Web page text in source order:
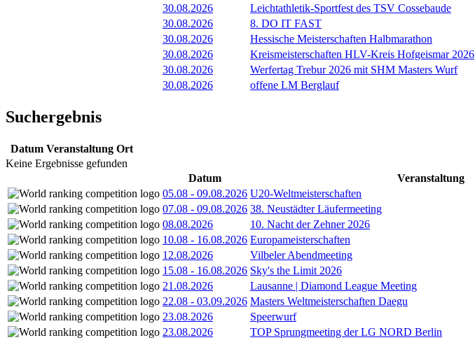
30.08.2026
Leichtathletik-Sportfest des TSV Cossebaude
30.08.2026
8. DO IT FAST
30.08.2026
Hessische Meisterschaften Halbmarathon
30.08.2026
Kreismeisterschaften HLV-Kreis Hofgeismar 2026
30.08.2026
Werfertag Trebur 2026 mit SHM Masters Wurf
30.08.2026
offene LM Berglauf
Suchergebnis
Datum Veranstaltung Ort
Keine Ergebnisse gefunden
Datum
Veranstaltung
05.08 - 09.08.2026 U20-Weltmeisterschaften
07.08 - 09.08.2026 38. Neustädter Läufermeeting
08.08.2026
10. Nacht der Zehner 2026
10.08 - 16.08.2026 Europameisterschaften
12.08.2026
Vilbeler Abendmeeting
15.08 - 16.08.2026 Sky's the Limit 2026
21.08.2026
Lausanne | Diamond League Meeting
22.08 - 03.09.2026 Masters Weltmeisterschaften Daegu
23.08.2026
Speerwurf
23.08.2026
TOP Sprungmeeting der LG NORD Berlin